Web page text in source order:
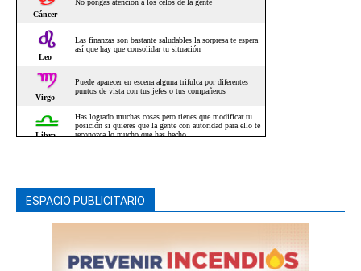
ESPACIO PUBLICITARIO